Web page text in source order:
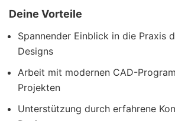
Deine Vorteile
Spannender Einblick in die Praxis
Designs
Arbeit mit modernen CAD-
Projekten
Unterstützung durch erfahrene